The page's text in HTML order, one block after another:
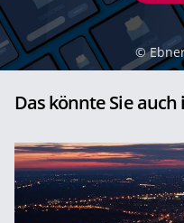
©
Das könnte Sie